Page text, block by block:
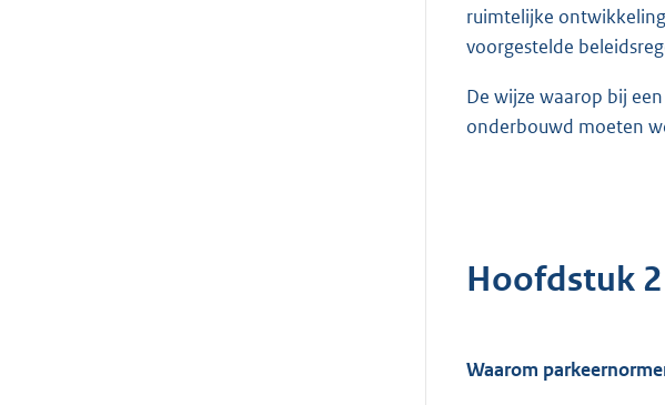
ruimtelijke
voorgestelde
De wijze waarop bij
onderbouwd moeten
Hoofdstuk
Waarom